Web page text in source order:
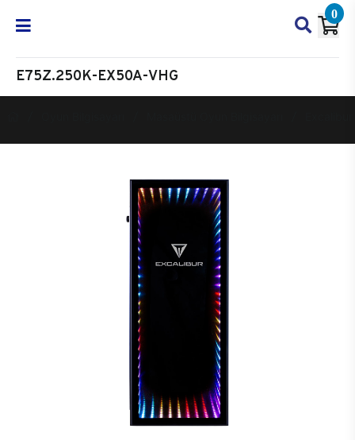
0
E75Z.250K-EX50A-VHG